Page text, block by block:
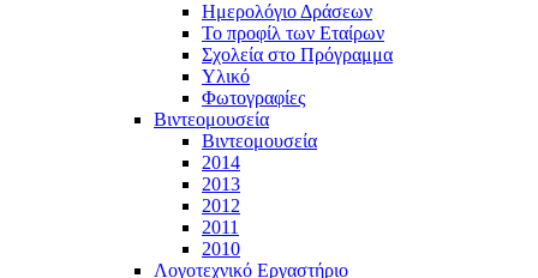
Ημερολόγιο Δράσεων
Το προφίλ των Εταίρων
Σχολεία στο Πρόγραμμα
Υλικό
Φωτογραφίες
Βιντεομουσεία
Βιντεομουσεία
2014
2013
2012
2011
2010
Λογοτεχνικό Εργαστήριο